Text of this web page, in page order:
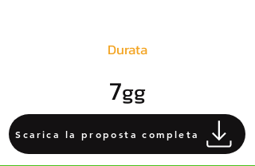
Durata
7gg
Scarica la proposta completa